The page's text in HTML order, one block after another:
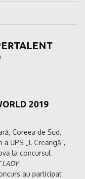
2019
Coreea de Sud,
UPS „I. Creangă”,
la concursul
LADY
au participat